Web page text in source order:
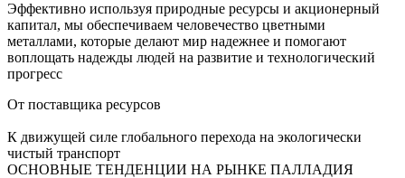
Эффективно используя природные ресурсы и акционерный
капитал, мы обеспечиваем человечество цветными
металлами, которые делают мир надежнее и помогают
воплощать надежды людей на развитие и технологический
прогресс
От поставщика ресурсов
К движущей силе глобального перехода на экологически
чистый транспорт
ОСНОВНЫЕ ТЕНДЕНЦИИ НА РЫНКЕ ПАЛЛАДИЯ